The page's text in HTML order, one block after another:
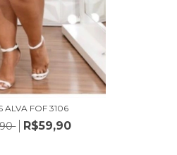
ALVA FOF 3106
R$59,90